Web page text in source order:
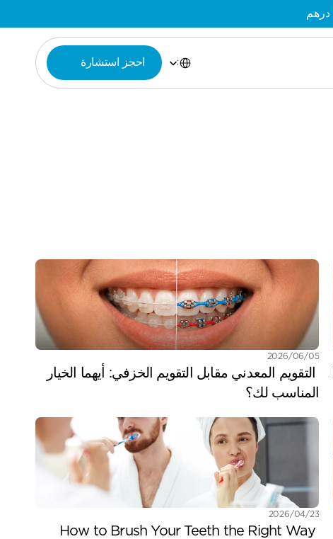
Select Language
Arabic
احجز استشارة
05‏/06‏/2026
المناسب لك؟
23‏/04‏/2026
How to Brush Your Teeth the Right Way